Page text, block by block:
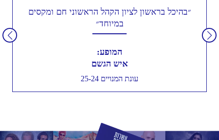
״בהיכל בראשון לציון הקהל הראשוני חם ומקסים
במיוחד״
המופע:
איש הגשם
עונת המנויים 25-24